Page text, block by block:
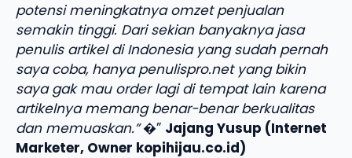
potensi meningkatnya omzet penjualan
semakin tinggi. Dari sekian banyaknya jasa
penulis artikel di Indonesia yang sudah pernah
saya coba, hanya penulispro.net yang bikin
saya gak mau order lagi di tempat lain karena
artikelnya memang benar-benar berkualitas
dan memuaskan.”�” Jajang Yusup (Internet
Marketer, Owner kopihijau.co.id)